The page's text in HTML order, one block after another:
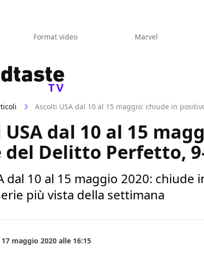
Format video Marvel
TV
Ascolti USA dal 10 al 15 maggio: chiude in
dal 10 al 15
del Delitto Perfetto,
dal 10 al 15 maggio 2020:
più vista della settimana
17 maggio 2020 alle 16:15